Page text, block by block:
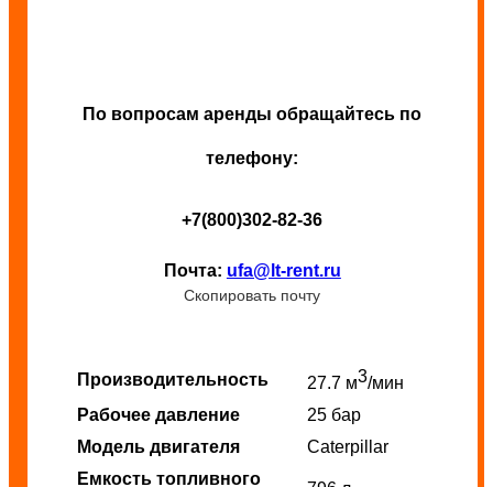
По вопросам аренды обращайтесь по
телефону:
+7(800)302-82-36
Почта: ufa@lt-rent.ru
Скопировать почту
Производительность 27.7 м3/мин
Рабочее давление
25 бар
Модель двигателя
Caterpillar
Емкость топливного